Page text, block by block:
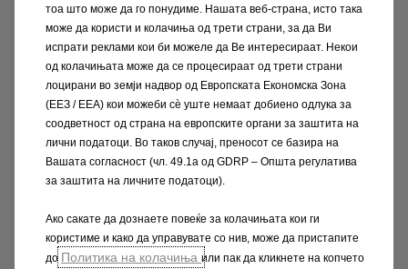
фамилија возила во наредните години.
Започнете 360° искуство
тоа што може да го понудиме. Нашата веб-страна, исто така
може да користи и колачиња од трети страни, за да Ви
испрати реклами кои би можеле да Ве интересираат. Некои
од колачињата може да се процесираат од трети страни
лоцирани во земји надвор од Европската Економска Зона
(ЕЕЗ / EEA) кои можеби сѐ уште немаат добиено одлука за
соодветност од страна на европските органи за заштита на
лични податоци. Во таков случај, преносот се базира на
Вашата согласност (чл. 49.1а од GDRP – Општа регулатива
за заштита на личните податоци).
Ако сакате да дознаете повеќе за колачињата кои ги
користиме и како да управувате со нив, може да пристапите
до Политика на колачиња или пак да кликнете на копчето